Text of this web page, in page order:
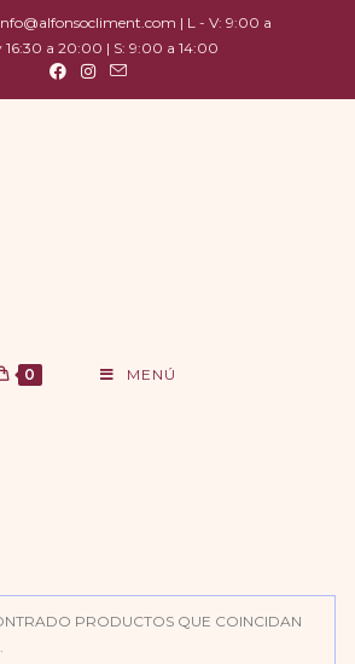
| L - V: 9:00 a
16:30 a 20:00 | S: 9:00 a 14:00
0 MENÚ
PRODUCTOS QUE COINCIDAN